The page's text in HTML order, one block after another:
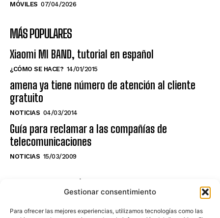
Gestionar consentimiento
Para ofrecer las mejores experiencias, utilizamos tecnologías como las
MÓVILES 07/04/2026
MÁS POPULARES
Xiaomi MI BAND, tutorial en español
¿CÓMO SE HACE? 14/01/2015
amena ya tiene número de atención al cliente
gratuito
NOTICIAS 04/03/2014
Guía para reclamar a las compañías de
telecomunicaciones
NOTICIAS 15/03/2009
NO TE PIERDAS LO ÚLTIMO DEL CANAL